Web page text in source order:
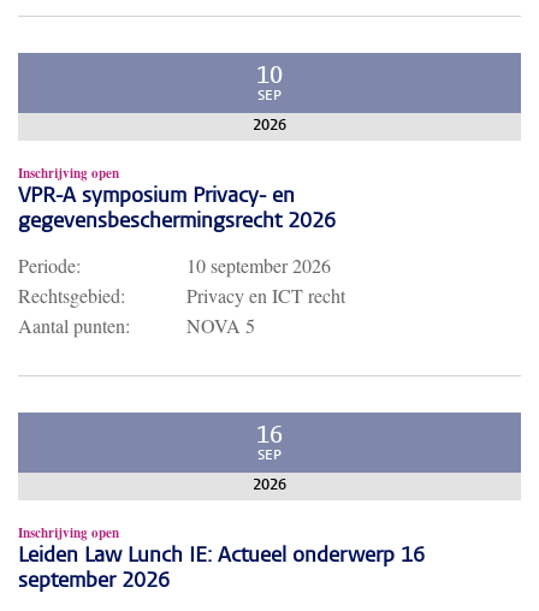
10
SEP
2026
Inschrijving open
VPR-A symposium Privacy- en
gegevensbeschermingsrecht 2026
Periode:
10 september 2026
Rechtsgebied:
Privacy en ICT recht
Aantal punten:
NOVA 5
16
SEP
2026
Inschrijving open
Leiden Law Lunch IE: Actueel onderwerp 16
september 2026